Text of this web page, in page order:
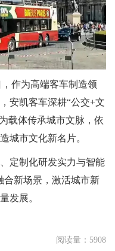
作为高端客车制造领
安凯客车深耕“公交+文
载体传承城市文脉，依
城市文化新名片。
定制化研发实力与智能
合新场景，激活城市新
发展。
阅读量：5908